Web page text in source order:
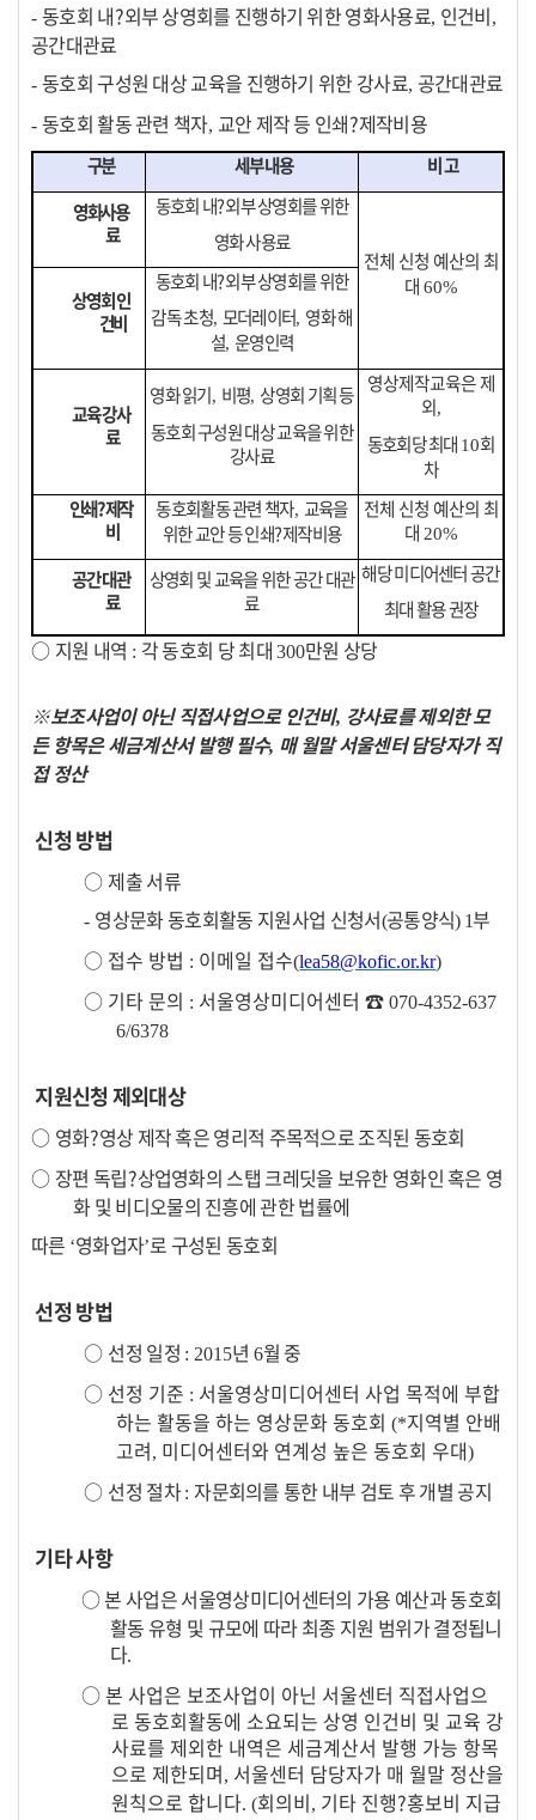
- 동호회 내?외부 상영회를 진행하기 위한 영화사용료, 인건비,
공간대관료
- 동호회 구성원 대상 교육을 진행하기 위한 강사료, 공간대관료
- 동호회 활동 관련 책자, 교안 제작 등 인쇄?제작비용
구분 세부 내용
비 고
영화사용
료
동호회 내?외부 상영회를 위한
영화 사용료
전체 신청 예산의 최
대 60%
상영회 인
건비
동호회 내?외부 상영회를 위한
감독 초청, 모더레이터, 영화 해
설,운영인력
교육 강사
료
영화 읽기, 비평, 상영회 기획 등
동호회 구성원 대상 교육을 위한
강사료
영상제작교육은 제
외,
동호회당 최대 10회
차
인쇄?제작
비
동호회활동 관련 책자, 교육을
위한 교안 등 인쇄?제작비용
전체 신청 예산의 최
대 20%
공간 대관
료
상영회 및 교육을 위한 공간 대관
료
해당 미디어센터 공간
최대 활용 권장
○ 지원 내역 : 각 동호회 당 최대300만원 상당
※보조사업이 아닌 직접사업으로 인건비, 강사료를 제외한 모
든 항목은 세금계산서 발행 필수, 매 월말 서울센터 담당자가 직
접 정산
신청 방법
○제출 서류
- 영상문화 동호회활동 지원사업 신청서(공통양식) 1부
○ 접수 방법 : 이메일 접수(lea58@kofic.or.kr)
○ 기타 문의 : 서울영상미디어센터☎070-4352-637
6/6378
지원신청 제외대상
○ 영화?영상 제작 혹은 영리적 주목적으로 조직된 동호회
○ 장편 독립?상업영화의 스탭 크레딧을 보유한 영화인 혹은 영
화 및 비디오물의 진흥에 관한 법률에
따른 ‘영화업자’로 구성된 동호회
선정 방법
○ 선정 일정 : 2015년 6월 중
○ 선정 기준 : 서울영상미디어센터 사업 목적에 부합
하는 활동을 하는 영상문화 동호회(*지역별 안배
고려, 미디어센터와 연계성 높은 동호회 우대)
○ 선정 절차:자문회의를 통한 내부 검토 후 개별 공지
기타 사항
○본 사업은 서울영상미디어센터의 가용 예산과 동호회
활동 유형 및 규모에 따라 최종 지원 범위가 결정됩니
다.
○본 사업은 보조사업이 아닌 서울센터 직접사업으
로 동호회활동에 소요되는 상영 인건비 및 교육 강
사료를 제외한 내역은 세금계산서 발행 가능 항목
으로 제한되며, 서울센터 담당자가 매 월말 정산을
원칙으로 합니다. (회의비, 기타 진행?홍보비 지급